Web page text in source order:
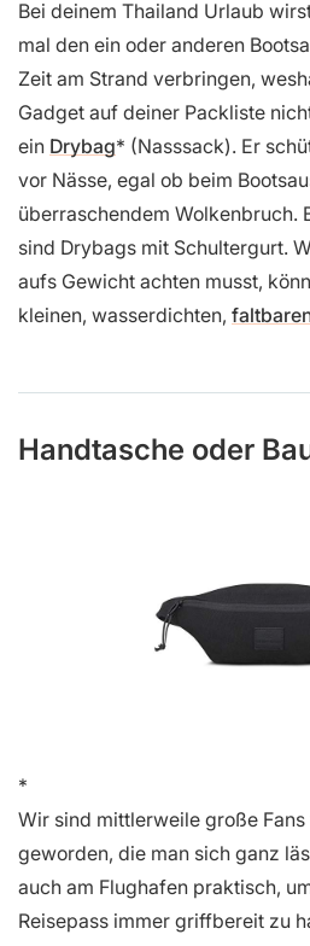
Bei deinem Thailand Urlaub
mal den ein oder anderen
Zeit am Strand verbringen,
Gadget auf deiner Packliste
ein Drybag
(Nasssack). Er
vor Nässe, egal ob beim
überraschendem Wolkenbruch.
sind Drybags mit Schultergurt.
aufs Gewicht achten musst,
kleinen, wasserdichten,
Handtasche oder
Wir sind mittlerweile große Fans
geworden, die man sich ganz
auch am Flughafen praktisch,
Reisepass immer griffbereit zu